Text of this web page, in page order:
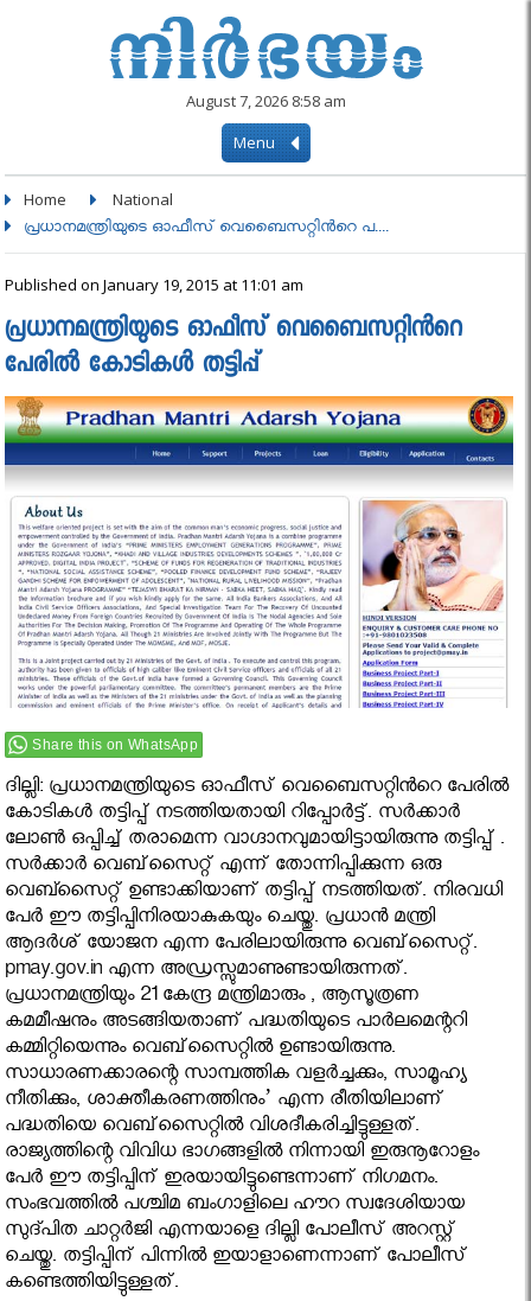
August 7, 2026 8:58 am
Menu
Home National
പ്രധാനമന്ത്രിയുടെ ഓഫീസ് വെബൈസറ്റിൻറെ പ....
Published on January 19, 2015 at 11:01 am
പ്രധാനമന്ത്രിയുടെ ഓഫീസ് വെബൈസറ്റിൻറെ
പേരില്‍ കോടികള്‍ തട്ടിപ്പ്
Share this on WhatsApp
ദില്ലി: പ്രധാനമന്ത്രിയുടെ ഓഫീസ് വെബൈസറ്റിൻറെ പേരില്‍
കോടികള്‍ തട്ടിപ്പ് നടത്തിയതായി റിപ്പോർട്ട്. സര്‍ക്കാര്‍
ലോണ്‍ ഒപ്പിച്ച് തരാമെന്ന വാഗ്ദാനവുമായിട്ടായിരുന്നു തട്ടിപ്പ് .
സര്‍ക്കാര്‍ വെബ്‌സൈറ്റ് എന്ന് തോന്നിപ്പിക്കുന്ന ഒരു
വെബ്സൈറ്റ് ഉണ്ടാക്കിയാണ് തട്ടിപ്പ് നടത്തിയത്. നിരവധി
പേർ ഈ തട്ടിപ്പിനിരയാകുകയും ചെയ്തു. പ്രധാന്‍ മന്ത്രി
ആദര്‍ശ് യോജന എന്ന പേരിലായിരുന്നു വെബ്‌സൈറ്റ്.
pmay.gov.in എന്ന അഡ്രസ്സുമാണുണ്ടായിരുന്നത്.
പ്രധാനമന്ത്രിയും 21 കേന്ദ്ര മന്ത്രിമാരും , ആസൂത്രണ
കമമീഷനും അടങ്ങിയതാണ് പദ്ധതിയുടെ പാര്‍ലമെന്ററി
കമ്മിറ്റിയെന്നും വെബ്‌സൈറ്റില്‍ ഉണ്ടായിരുന്നു.
സാധാരണക്കാരന്റെ സാമ്പത്തിക വളര്‍ച്ചക്കും, സാമൂഹ്യ
നീതിക്കും, ശാക്തീകരണത്തിനും’ എന്ന രീതിയിലാണ്
പദ്ധതിയെ വെബ്‌സൈറ്റില്‍ വിശദീകരിച്ചിട്ടുള്ളത്.
രാജ്യത്തിന്റെ വിവിധ ഭാഗങ്ങളില്‍ നിന്നായി ഇരുനൂറോളം
പേര്‍ ഈ തട്ടിപ്പിന് ഇരയായിട്ടുണ്ടെന്നാണ് നിഗമനം.
സംഭവത്തിൽ പശ്ചിമ ബംഗാളിലെ ഹൗറ സ്വദേശിയായ
സുദ്പിത ചാറ്റര്‍ജി എന്നയാളെ ദില്ലി പോലീസ് അറസ്റ്റ്
ചെയ്തു. തട്ടിപ്പിന് പിന്നില്‍ ഇയാളാണെന്നാണ് പോലീസ്
കണ്ടെത്തിയിട്ടുള്ളത്.